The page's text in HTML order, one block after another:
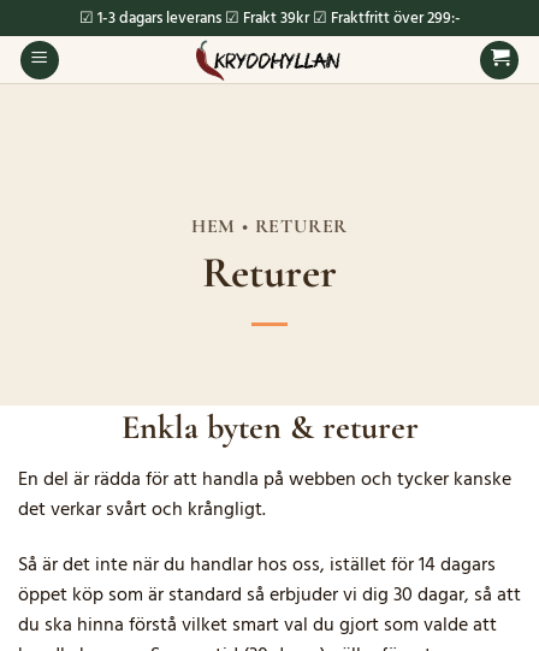
to
content
☑ 1-3 dagars leverans ☑ Frakt 39kr ☑ Fraktfritt över 299:-
HEM • RETURER
Returer
Enkla byten & returer
En del är rädda för att handla på webben och tycker kanske
det verkar svårt och krångligt.
Så är det inte när du handlar hos oss, istället för 14 dagars
öppet köp som är standard så erbjuder vi dig 30 dagar, så att
du ska hinna förstå vilket smart val du gjort som valde att